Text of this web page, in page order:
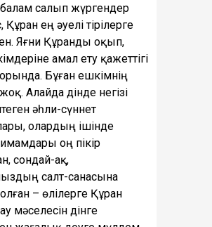
салып жүргендер
Құран ең әуелі тірілерге
Яғни Құранды оқып,
амал ету қажеттігі
орында. Бұған ешкімнің
Алайда дінде негізі
әһли-сүннет
олардың ішінде
оң пікір
сондай-ақ,
салт-санасына
– өлілерге Құран
мәселесін дінге